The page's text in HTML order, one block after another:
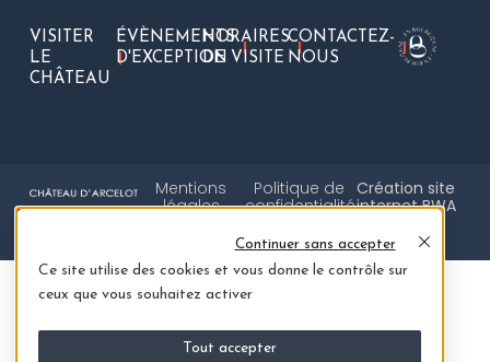
VISITER
LE
CHÂTEAU
ÉVÈNEMENTS
D'EXCEPTION
HORAIRES
DE VISITE
CONTACTEZ-
NOUS
Mentions
légales
Politique de
confidentialité
Création site
internet BWA
Ce site utilise des cookies et vous donne le contrôle sur
ceux que vous souhaitez activer
Tout accepter
Continuer sans accepter